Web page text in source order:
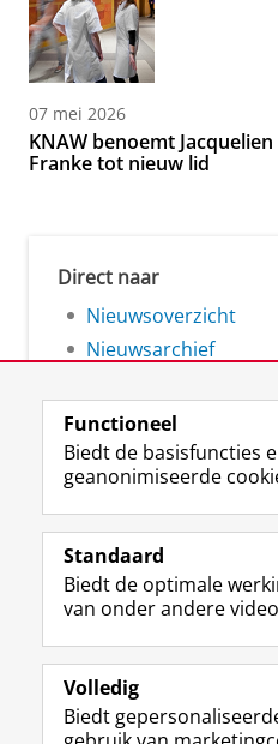
07 mei 2026
KNAW benoemt
Franke tot nieuw lid
Direct naar
Nieuwsoverzicht
Nieuwsarchief
Volg de RUG
Studiekiezers
Alumni
Over ons
Functioneel
Biedt de basisfuncties
geanonimiseerde
Standaard
Biedt de optimale
van onder andere
Volledig
Biedt